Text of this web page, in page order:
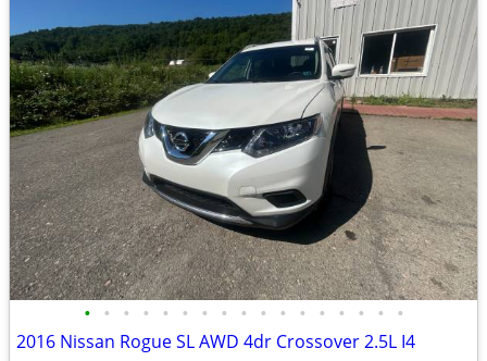
• • • • • • • • • • • • • • • • •
2016 Nissan Rogue SL AWD 4dr Crossover 2.5L I4